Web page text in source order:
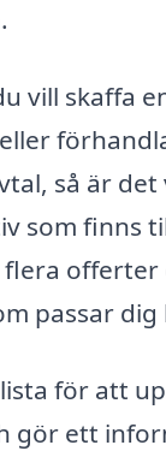
vill skaffa
så är
som finns
offerter
passar dig
för att
gör ett